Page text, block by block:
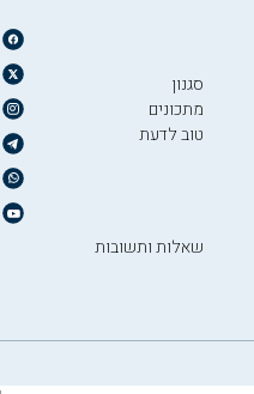
סגנון
מתכונים
טוב לדעת
שאלות ותשובות